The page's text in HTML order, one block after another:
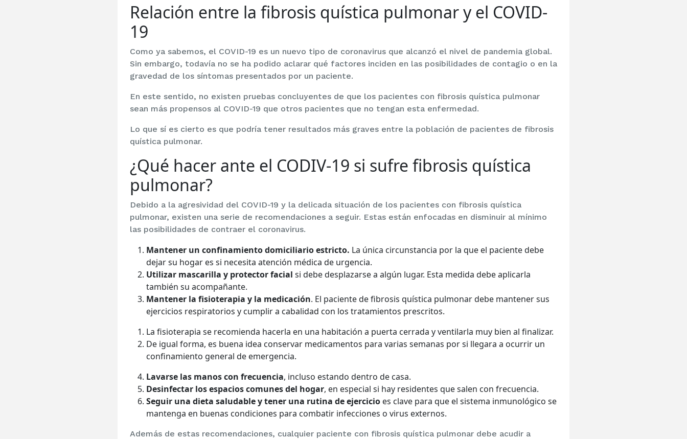
Relación entre la fibrosis quística pulmonar y el COVID-
19
Como ya sabemos, el COVID-19 es un nuevo tipo de coronavirus que alcanzó el nivel de pandemia global.
Sin embargo, todavía no se ha podido aclarar qué factores inciden en las posibilidades de contagio o en la
gravedad de los síntomas presentados por un paciente.
En este sentido, no existen pruebas concluyentes de que los pacientes con fibrosis quística pulmonar
sean más propensos al COVID-19 que otros pacientes que no tengan esta enfermedad.
Lo que sí es cierto es que podría tener resultados más graves entre la población de pacientes de fibrosis
quística pulmonar.
¿Qué hacer ante el CODIV-19 si sufre fibrosis quística
pulmonar?
Debido a la agresividad del COVID-19 y la delicada situación de los pacientes con fibrosis quística
pulmonar, existen una serie de recomendaciones a seguir. Estas están enfocadas en disminuir al mínimo
las posibilidades de contraer el coronavirus.
Mantener un confinamiento domiciliario estricto. La única circunstancia por la que el paciente debe
dejar su hogar es si necesita atención médica de urgencia.
Utilizar mascarilla y protector facial si debe desplazarse a algún lugar. Esta medida debe aplicarla
también su acompañante.
Mantener la fisioterapia y la medicación. El paciente de fibrosis quística pulmonar debe mantener sus
ejercicios respiratorios y cumplir a cabalidad con los tratamientos prescritos.
La fisioterapia se recomienda hacerla en una habitación a puerta cerrada y ventilarla muy bien al finalizar.
De igual forma, es buena idea conservar medicamentos para varias semanas por si llegara a ocurrir un
confinamiento general de emergencia.
Lavarse las manos con frecuencia, incluso estando dentro de casa.
Desinfectar los espacios comunes del hogar, en especial si hay residentes que salen con frecuencia.
Seguir una dieta saludable y tener una rutina de ejercicioes clave para que el sistema inmunológico se
mantenga en buenas condiciones para combatir infecciones o virus externos.
Además de estas recomendaciones, cualquier paciente con fibrosis quística pulmonar debe acudir a